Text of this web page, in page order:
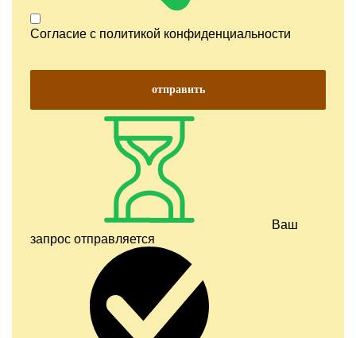
Согласие с политикой конфиденциальности
отправить
Ваш
запрос отправляется